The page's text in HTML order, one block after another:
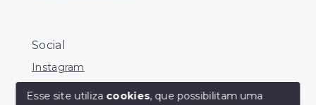
Social
Instagram
Facebook
Esse site utiliza cookies, que possibilitam uma